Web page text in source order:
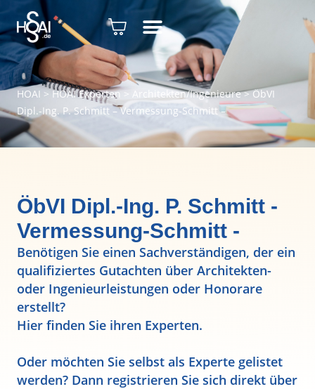
HOAI > HOAI Experten> Architekten/Ingenieure>ÖbVI
Dipl.-Ing. P. Schmitt – Vermessung-Schmitt –
ÖbVI Dipl.-Ing. P. Schmitt -
Vermessung-Schmitt -
Benötigen Sie einen Sachverständigen, der ein
qualifiziertes Gutachten über Architekten-
oder Ingenieurleistungen oder Honorare
erstellt?
Hier finden Sie ihren Experten.
Oder möchten Sie selbst als Experte gelistet
werden? Dann registrieren Sie sich direkt über